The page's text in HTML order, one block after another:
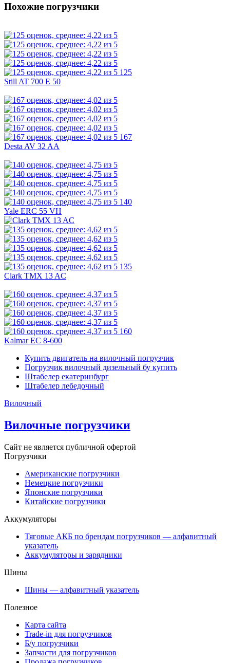
Похожие погрузчики
125
Still AT 700 E 50
167
Desta AV 32 AA
140
Yale ERC 55 VH
135
Clark TMX 13 AC
160
Kalmar EC 8-600
Купить двигатель на вилочный погрузчик
Погрузчик вилочный дизельный бу купить
Штабелер екатеринбург
Штабелер лебедочный
Вилочный
Вилочные погрузчики
Сайт не является публичной офертой
Погрузчики
Американские погрузчики
Немецкие погрузчики
Японские погрузчики
Китайские погрузчики
Аккумуляторы
Тяговые АКБ по брендам погрузчиков — алфавитный
указатель
Аккумуляторы и зарядники
Шины
Шины — алфавитный указатель
Полезное
Карта сайта
Trade-in для погрузчиков
Б/у погрузчики
Запчасти для погрузчиков